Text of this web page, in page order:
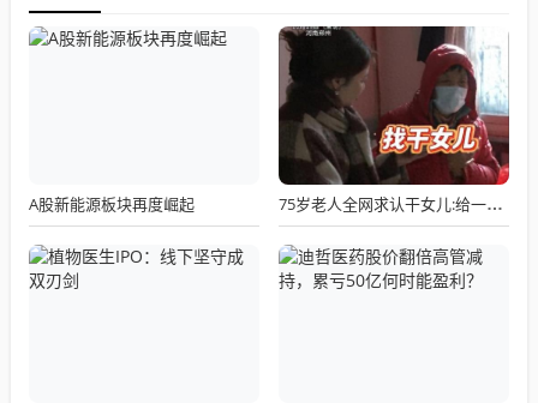
A股新能源板块再度崛起 75岁老人全网求认干女儿:给一套房，月付3千，只求晚年有人递口热饭